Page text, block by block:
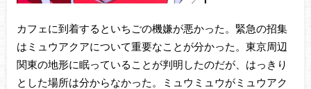
カフェに到着するといちごの機嫌が悪かった。緊急の招集
はミュウアクアについて重要なことが分かった。東京周辺
関東の地形に眠っていることが判明したのだが、はっきり
とした場所は分からなかった。ミュウミュウがミュウアク